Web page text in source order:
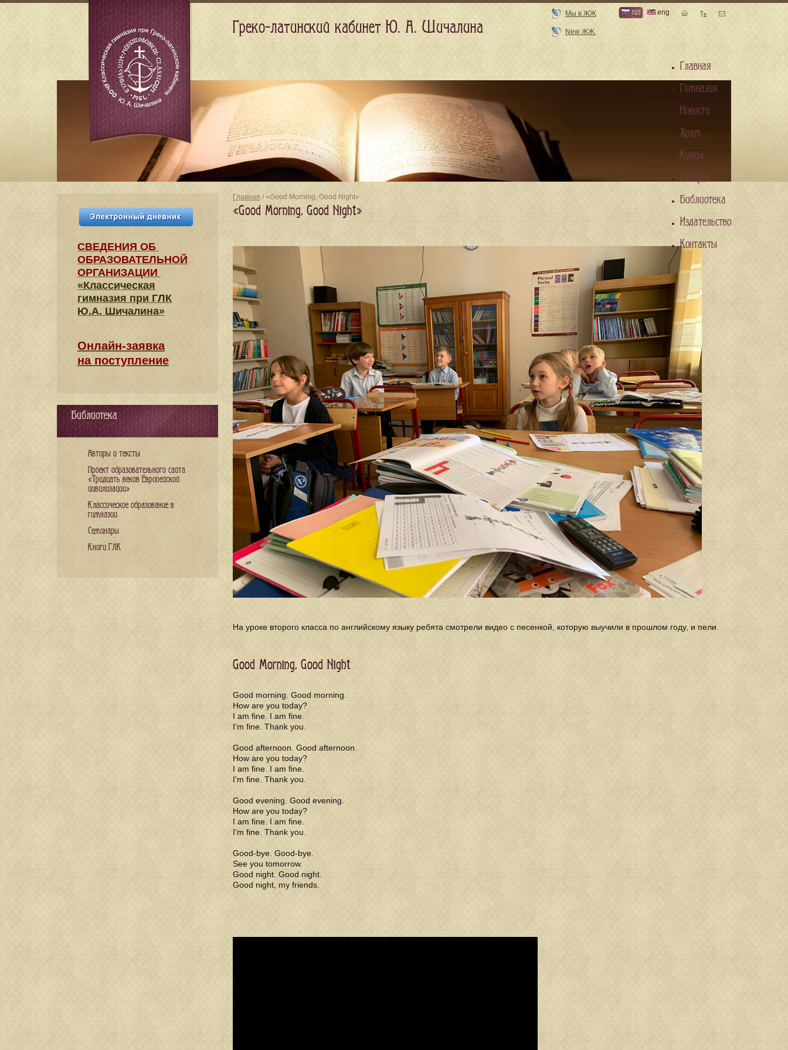
Главная / «Good Morning, Good Night»
«Good Morning, Good Night»
На уроке второго класса по английскому языку ребята смотрели видео с песенкой, которую выучили в прошлом году, и пели.
Good Morning, Good Night
Good morning. Good morning.
How are you today?
I am fine. I am fine.
I'm fine. Thank you.
Good afternoon. Good afternoon.
How are you today?
I am fine. I am fine.
I'm fine. Thank you.
Good evening. Good evening.
How are you today?
I am fine. I am fine.
I'm fine. Thank you.
Good-bye. Good-bye.
See you tomorrow.
Good night. Good night.
Good night, my friends.
СВЕДЕНИЯ​ ОБ
ОБРАЗОВАТЕЛЬНОЙ
ОРГАНИЗАЦИИ
«Классическая
гимназия при ГЛК
Ю.А. Шичалина»
Онлайн-заявка
на поступление
Библиотека
Авторы и тексты
Проект образовательного сайта
«Тридцать веков Европейской
цивилизации»
Классическое образование в
гимназии
Семинары
Книги ГЛК
Греко-латинский кабинет Ю. А. Шичалина
Мы в ЖЖ
New ЖЖ
rus eng
Главная
Гимназия
Новости
Храм
Курсы
Галерея
Библиотека
Издательство
Контакты